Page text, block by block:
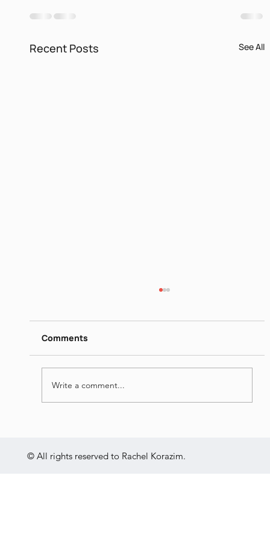
Recent Posts See All
https://www.dropbox.com/scl/fi/26ip5u1qjrn
gquo4hqe8o/I-Jun-16-2026.mp4?
rlkey=vrn1b0lj2e1jk7v84mh31x695&st=nmt0
yvgu&dl=0
Comments
Write a comment...
© All rights reserved to Rachel Korazim.